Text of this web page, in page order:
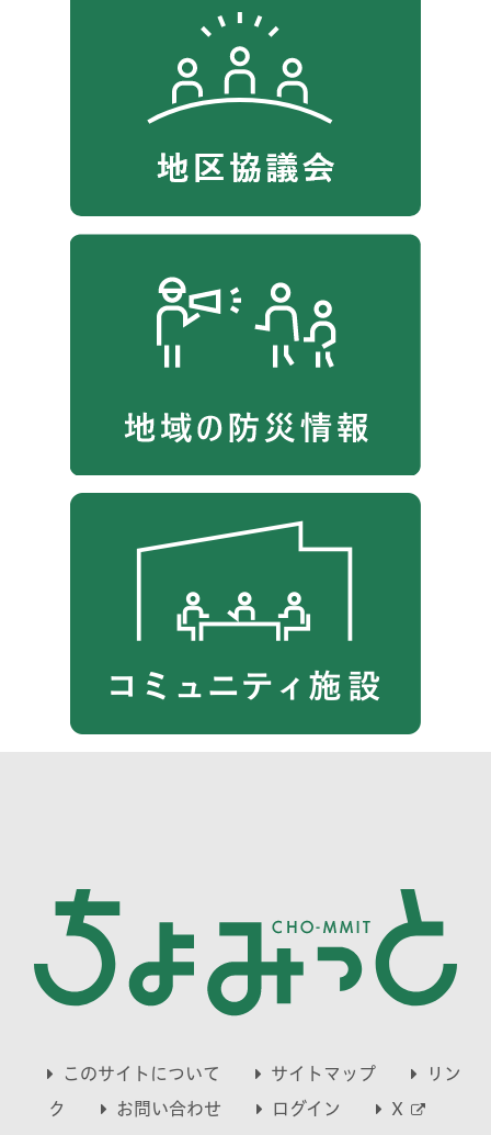
このサイトについて サイトマップ
リン
ク
お問い合わせ ログイン X
別